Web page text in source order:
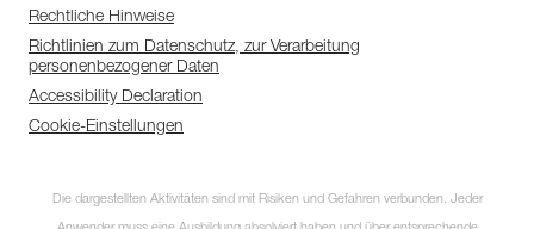
Rechtliche Hinweise
Richtlinien zum Datenschutz, zur Verarbeitung
personenbezogener Daten
Accessibility Declaration
Cookie-Einstellungen
Die dargestellten Aktivitäten sind mit Risiken und Gefahren verbunden. Jeder